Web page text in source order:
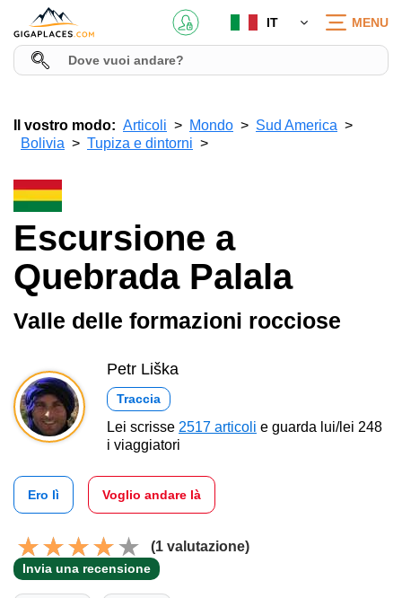
IT MENU
Il vostro modo: Articoli Mondo
Sud America
Bolivia
Tupiza e dintorni
Escursione a
Quebrada Palala
Valle delle formazioni rocciose
Petr Liška
Traccia
Lei scrisse 2517 articoli e guarda lui/lei 248
i viaggiatori
Ero lì Voglio andare là
(1 valutazione)
Invia una recensione